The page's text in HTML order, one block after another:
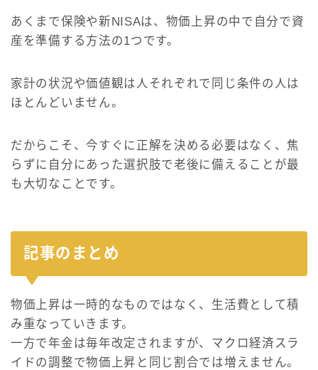
あくまで保険や新NISAは、物価上昇の中で自分で資
産を準備する方法の1つです。
家計の状況や価値観は人それぞれで同じ条件の人は
ほとんどいません。
だからこそ、今すぐに正解を決める必要はなく、焦
らずに自分にあった選択肢で老後に備えることが最
も大切なことです。
記事のまとめ
物価上昇は一時的なものではなく、生活費として積
み重なっていきます。
一方で年金は毎年改定されますが、マクロ経済スラ
イドの調整で物価上昇と同じ割合では増えません。